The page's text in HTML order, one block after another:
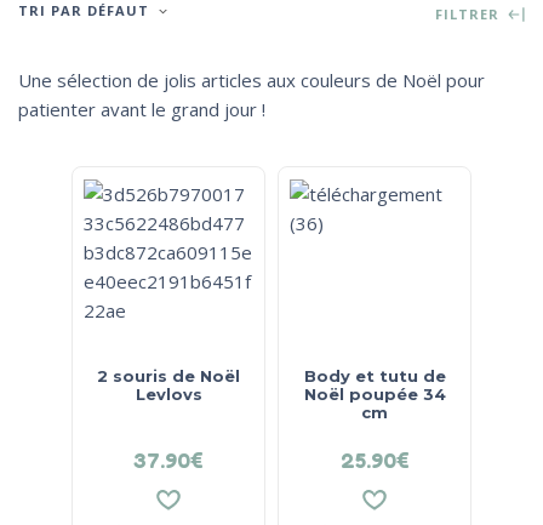
TRI PAR DÉFAUT FILTRER
Une sélection de jolis articles aux couleurs de Noël pour
patienter avant le grand jour !
2 souris de Noël
Levlovs
37.90€
Body et tutu de
Noël poupée 34
cm
25.90€